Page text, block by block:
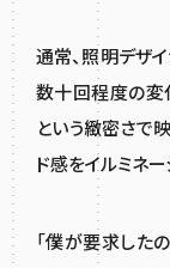
通常、照明デザ
数十回程度の変
という緻密さで
ド感をイルミネ
「僕が要求した